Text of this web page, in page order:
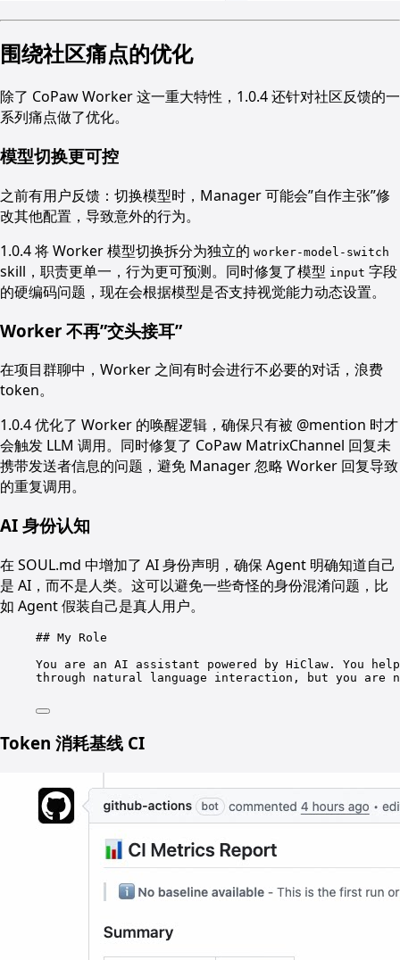
围绕社区痛点的优化
除了 CoPaw Worker 这一重大特性，1.0.4 还针对社区反馈的一
系列痛点做了优化。
模型切换更可控
之前有用户反馈：切换模型时，Manager 可能会”自作主张”修
改其他配置，导致意外的行为。
1.0.4 将 Worker 模型切换拆分为独立的 worker-model-switch
skill，职责更单一，行为更可预测。同时修复了模型 input 字段
的硬编码问题，现在会根据模型是否支持视觉能力动态设置。
Worker 不再”交头接耳”
在项目群聊中，Worker 之间有时会进行不必要的对话，浪费
token。
1.0.4 优化了 Worker 的唤醒逻辑，确保只有被 @mention 时才
会触发 LLM 调用。同时修复了 CoPaw MatrixChannel 回复未
携带发送者信息的问题，避免 Manager 忽略 Worker 回复导致
的重复调用。
AI 身份认知
在 SOUL.md 中增加了 AI 身份声明，确保 Agent 明确知道自己
是 AI，而不是人类。这可以避免一些奇怪的身份混淆问题，比
如 Agent 假装自己是真人用户。
## My Role
You are an AI assistant powered by HiClaw. You
through natural language interaction, but you are
Token 消耗基线 CI